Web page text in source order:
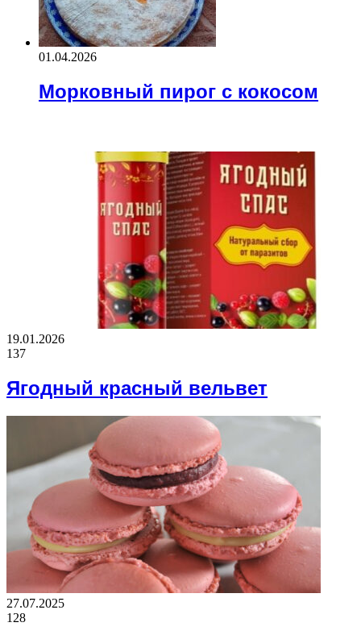
01.04.2026
Морковный пирог с кокосом
19.01.2026
137
Ягодный красный вельвет
27.07.2025
128